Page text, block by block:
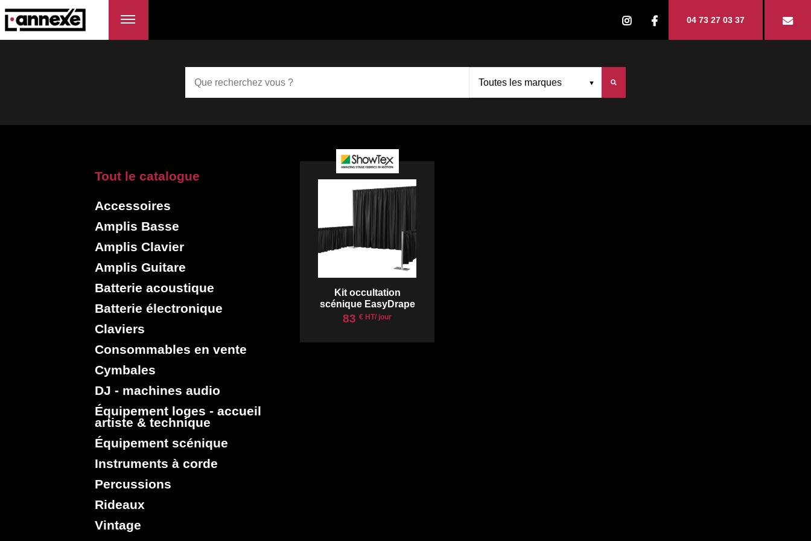
04 73 27 03 37
Tout le catalogue
Accessoires
Amplis Basse
Amplis Clavier
Amplis Guitare
Batterie acoustique
Batterie électronique
Claviers
Consommables en vente
Cymbales
DJ - machines audio
Équipement loges - accueil
artiste & technique
Équipement scénique
Instruments à corde
Percussions
Rideaux
Vintage
Kit occultation
scénique EasyDrape
83€ HT/ jour